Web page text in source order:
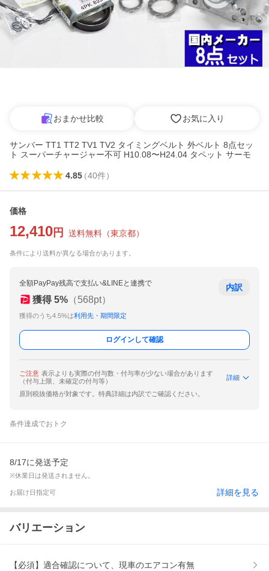
おまかせ比較 お気に入り
サンバー TT1 TT2 TV1 TV2 タイミングベルト 外ベルト 8点セッ
ト スーパーチャージャー不可 H10.08〜H24.04 タペット サーモ
4.85（40件）
価格
12,410 円 送料無料 （東京都）
条件により送料が異なる場合があります。
全額PayPay残高で支払い&LINEと連携で
獲得 5% （568pt）
獲得のうち4.5%は利用先・期間限定
内訳
ログインして確認
ご注意 表示よりも実際の付与数・付与率が少ない場合があります
（付与上限、未確定の付与等）
詳細
原則税抜価格が対象です。特典詳細は内訳でご確認ください。
条件達成でおトク
8/17に発送予定
※休業日は発送されません。
お届け日指定可 詳細を見る
バリエーション
【必須】適合確認について、現車のエアコン有無